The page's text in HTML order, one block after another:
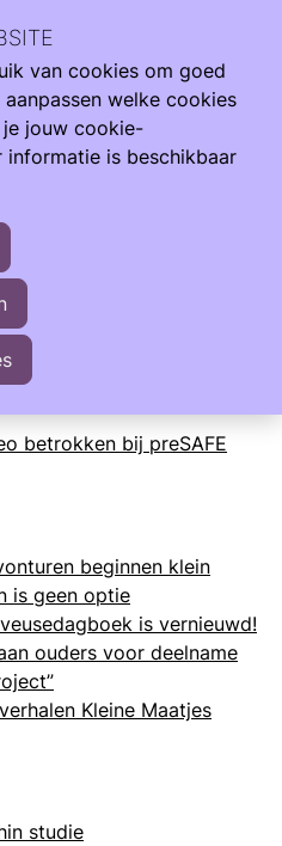
Zoeken
Care4Neo bij het
en hun ouders
mee met de ontwikkeling
behandeling bij
betrokken bij preSAFE
beginnen klein
is geen optie
is vernieuwd!
ouders voor deelname
Kleine Maatjes
studie
van cookies om goed
welke cookies
jouw cookie-
informatie is beschikbaar